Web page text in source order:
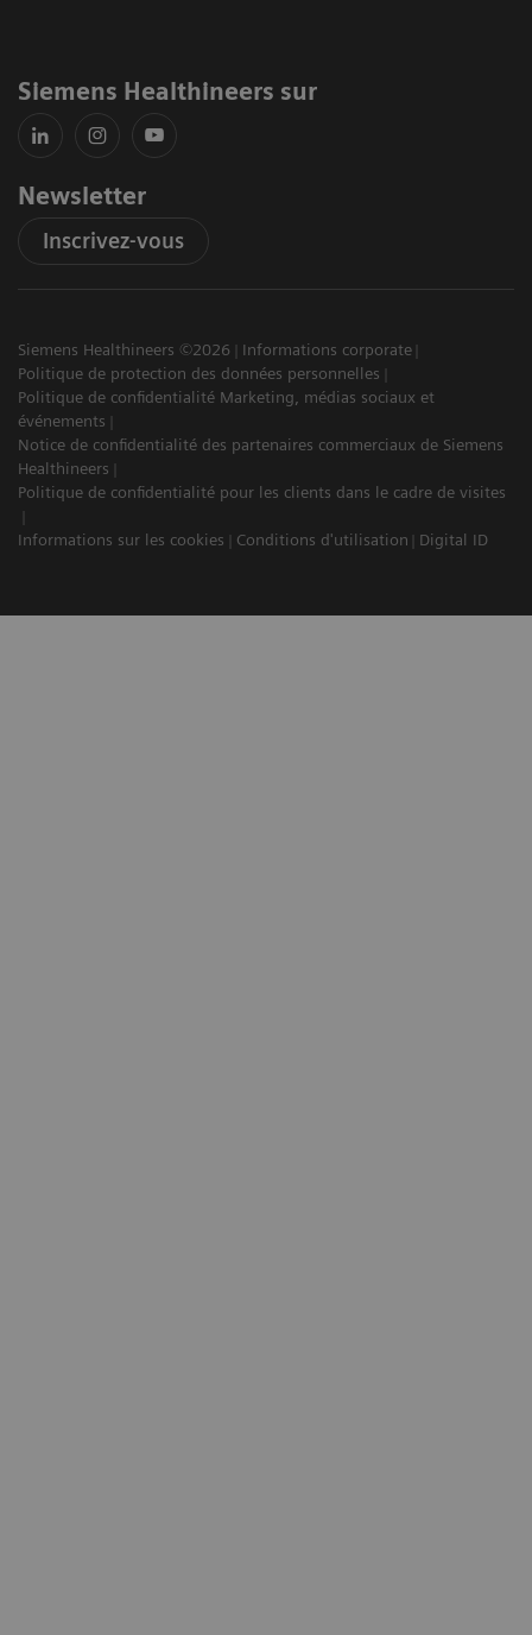
Siemens Healthineers sur
Newsletter
Inscrivez-vous
Siemens Healthineers ©2026
Informations corporate
Politique de protection des données personnelles
Politique de confidentialité Marketing, médias sociaux et
événements
Notice de confidentialité des partenaires commerciaux de Siemens
Healthineers
Politique de confidentialité pour les clients dans le cadre de visites
Informations sur les cookies Conditions d'utilisation Digital ID